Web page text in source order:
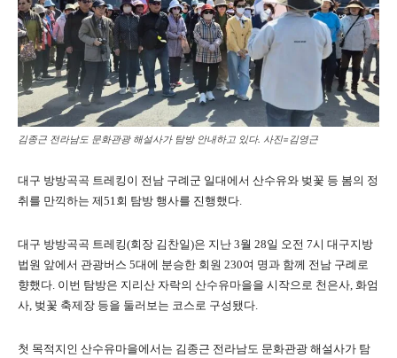
김종근 전라남도 문화관광 해설사가 탐방 안내하고 있다. 사진=김영근
대구 방방곡곡 트레킹이 전남 구례군 일대에서 산수유와 벚꽃 등 봄의 정
취를 만끽하는 제51회 탐방 행사를 진행했다.
대구 방방곡곡 트레킹(회장 김찬일)은 지난 3월 28일 오전 7시 대구지방
법원 앞에서 관광버스 5대에 분승한 회원 230여 명과 함께 전남 구례로
향했다. 이번 탐방은 지리산 자락의 산수유마을을 시작으로 천은사, 화엄
사, 벚꽃 축제장 등을 둘러보는 코스로 구성됐다.
첫 목적지인 산수유마을에서는 김종근 전라남도 문화관광 해설사가 탐